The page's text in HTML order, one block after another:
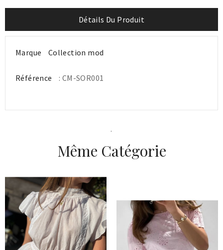
Détails Du Produit
Marque Collection mod
Référence : CM-SOR001
.
Même Catégorie